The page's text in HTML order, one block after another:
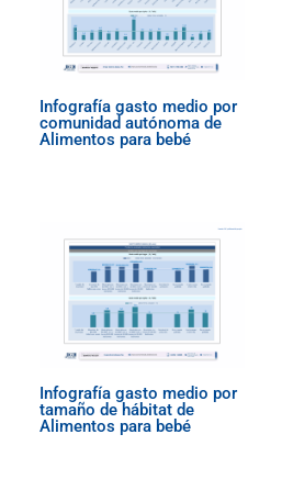
Infografía gasto medio por
comunidad autónoma de
Alimentos para bebé
Infografía gasto medio por
tamaño de hábitat de
Alimentos para bebé